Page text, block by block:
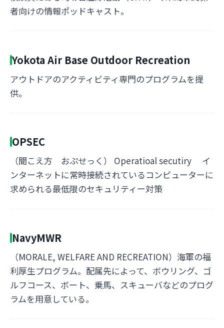
者向けの情報ポッドキャスト。
Yokota Air Base Outdoor Recreation
アウトドアのアクティビティ専門のプログラムを提
供。
OPSEC
（聞こえ方 おぷせっく） Operatioal secutiry イ
ンターネットに常時接続されているコンピューターに
求められる最低限のセキュリティー対策
NavyMWR
（MORALE, WELFARE AND RECREATION）海軍の福
利厚生プログラム。配属先によって、ボウリング、ゴ
ルフコース、ボート、乗馬、スキューバなどのプログ
ラムを用意している。